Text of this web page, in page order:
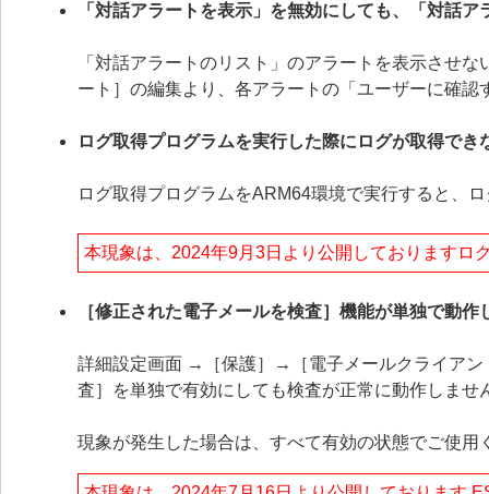
「対話アラートを表示」を無効にしても、「対話
「対話アラートのリスト」のアラートを表示させ
ート］の編集より、各アラートの「ユーザーに確
ログ取得プログラムを実行した際にログが取得でき
ログ取得プログラムをARM64環境で実行すると、
本現象は、2024年9月3日より公開しておりますロ
［修正された電子メールを検査］機能が単独で動作
詳細設定画面 →［保護］→［電子メールクライア
査］を単独で有効にしても検査が正常に動作しませ
現象が発生した場合は、すべて有効の状態でご使用